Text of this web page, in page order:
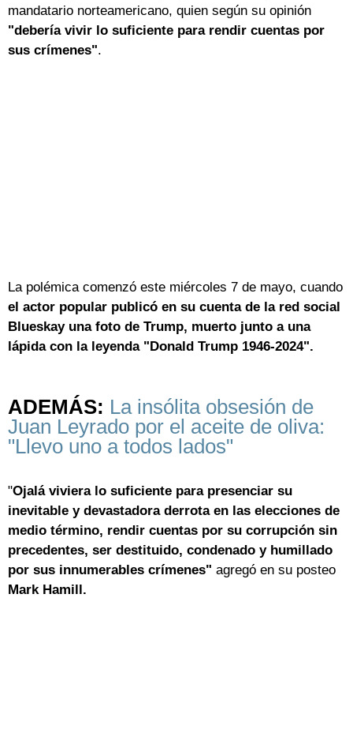
mandatario norteamericano, quien según su opinión
"debería vivir lo suficiente para rendir cuentas por
sus crímenes".
La polémica comenzó este miércoles 7 de mayo, cuando
el actor popular publicó en su cuenta de la red social
Blueskay una foto de Trump, muerto junto a una
lápida con la leyenda "Donald Trump 1946-2024".
ADEMÁS: La insólita obsesión de
Juan Leyrado por el aceite de oliva:
"Llevo uno a todos lados"
"Ojalá viviera lo suficiente para presenciar su
inevitable y devastadora derrota en las elecciones de
medio término, rendir cuentas por su corrupción sin
precedentes, ser destituido, condenado y humillado
por sus innumerables crímenes" agregó en su posteo
Mark Hamill.